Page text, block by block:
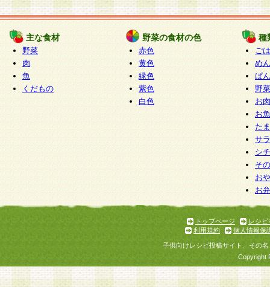
の当社による会員登録の承認が完了した時点で会
たものとみなされ、会員に対して適用されるもの
5.当社がお聞きする個人情報は、すべて会員登録
で提 供いただいたものと考えております。従っ
自らの個人情報の提供を希望されない場合には、
をお預かりいたしません が、提供されないこと
商品やサービス等をご利用いただけない場合があ
了承ください。
6.当社は、お客様から当社が保有している個人情
加・ 利用停止等を求められた場合には、ご本人
て確認できた場合に限り、法令に準拠して合理的
いただきます。なお、開示 請求等の請求先は個
ります。
1.会員とは、本規約等を承諾のうえ、当社所定の
了し、当社が承認した者、グループとします。な
が以下に該当する場合は会員登録をすることがで
主な食材
野菜
肉
魚
くだもの
野菜の食材の色
赤色
黄色
緑色
紫色
白色
種
ご
めん
ぱん
野
お
お
た
サ
シ
そ
お
お
トップページ
レシピ
利用規約
個人情報保
子供向けレシピ投稿サイト、その
Copyright